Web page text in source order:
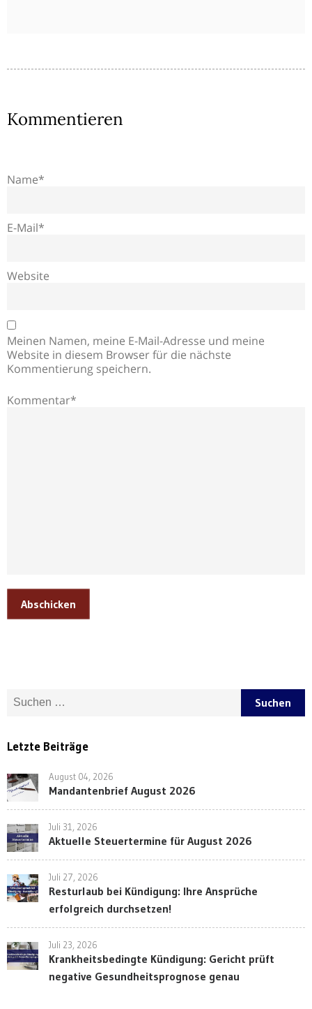
Kommentieren
Name*
E-Mail*
Website
Meinen Namen, meine E-Mail-Adresse und meine
Website in diesem Browser für die nächste
Kommentierung speichern.
Kommentar*
Abschicken
Suche nach:
Letzte Beiträge
August 04, 2026
Mandantenbrief August 2026
Juli 31, 2026
Aktuelle Steuertermine für August 2026
Juli 27, 2026
Resturlaub bei Kündigung: Ihre Ansprüche
erfolgreich durchsetzen!
Juli 23, 2026
Krankheitsbedingte Kündigung: Gericht prüft
negative Gesundheitsprognose genau